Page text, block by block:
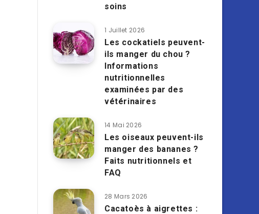
soins
1 Juillet 2026
Les cockatiels peuvent-
ils manger du chou ?
Informations
nutritionnelles
examinées par des
vétérinaires
14 Mai 2026
Les oiseaux peuvent-ils
manger des bananes ?
Faits nutritionnels et
FAQ
28 Mars 2026
Cacatoès à aigrettes :